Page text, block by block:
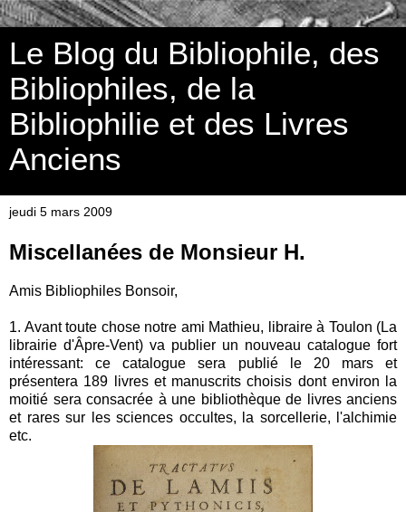
Le Blog du Bibliophile, des
Bibliophiles, de la
Bibliophilie et des Livres
Anciens
jeudi 5 mars 2009
Miscellanées de Monsieur H.
Amis Bibliophiles Bonsoir,
1. Avant toute chose notre ami Mathieu, libraire à Toulon (La
librairie d'Âpre-Vent) va publier un nouveau catalogue fort
intéressant: ce catalogue sera publié le 20 mars et
présentera 189 livres et manuscrits choisis dont environ la
moitié sera consacrée à une bibliothèque de livres anciens
et rares sur les sciences occultes, la sorcellerie, l'alchimie
etc.